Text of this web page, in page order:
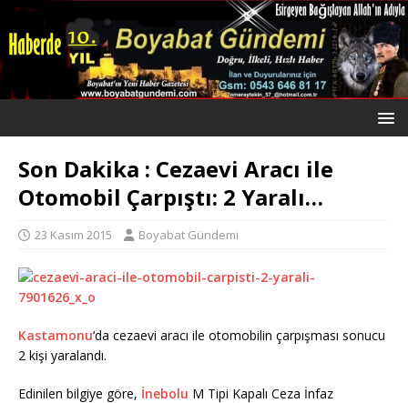
Son Dakika : Cezaevi Aracı ile
Otomobil Çarpıştı: 2 Yaralı…
23 Kasım 2015 Boyabat Gündemi
Kastamonu‘da cezaevi aracı ile otomobilin çarpışması sonucu
2 kişi yaralandı.
Edinilen bilgiye göre, İnebolu M Tipi Kapalı Ceza İnfaz